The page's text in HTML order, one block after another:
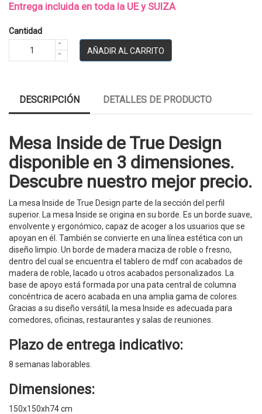
Entrega incluida en toda la UE y SUIZA
Cantidad
AÑADIR AL CARRITO
DESCRIPCIÓN DETALLES DE PRODUCTO
Mesa Inside de True Design
disponible en 3 dimensiones.
Descubre nuestro mejor precio.
La mesa Inside de True Design parte de la sección del perfil
superior. La mesa Inside se origina en su borde. Es un borde suave,
envolvente y ergonómico, capaz de acoger a los usuarios que se
apoyan en él. También se convierte en una línea estética con un
diseño limpio. Un borde de madera maciza de roble o fresno,
dentro del cual se encuentra el tablero de mdf con acabados de
madera de roble, lacado u otros acabados personalizados. La
base de apoyo está formada por una pata central de columna
concéntrica de acero acabada en una amplia gama de colores.
Gracias a su diseño versátil, la mesa Inside es adecuada para
comedores, oficinas, restaurantes y salas de reuniones.
Plazo de entrega indicativo:
8 semanas laborables.
Dimensiones:
150x150xh74 cm